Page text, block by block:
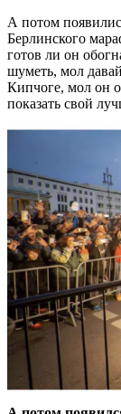
А потом
Берлинского
готов ли он
шуметь, мол
Кипчоге, мол он
показать свой